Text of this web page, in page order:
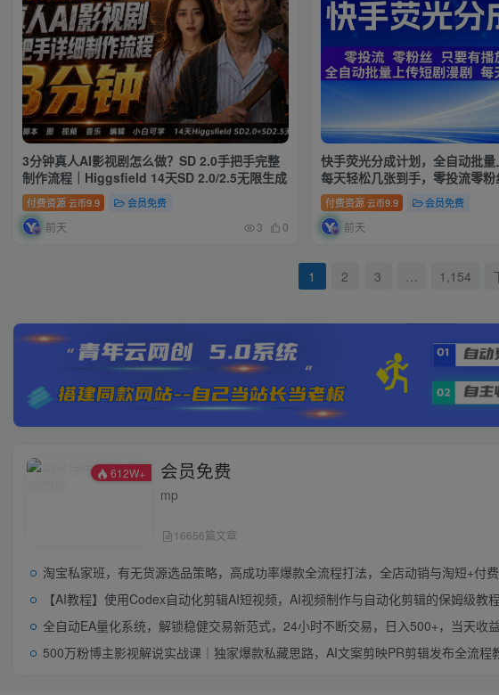
3分钟真人AI影视剧怎么做？SD 2.0手把手完整
制作流程｜Higgsfield 14天SD 2.0/2.5无限生成
付费资源 云币9.9 会员免费
前天 3 0
快手荧光分成计划，全自动批量
每天轻松几张到手，零投流零
就有收益【揭秘】
付费资源 云币9.9 会员免费
前天
1 2 3 … 1,154
612W+ 会员免费
mp
16656篇文章
淘宝私家班，有无货源选品策略，高成功率爆款全流程打法，全店动销与淘短+付
【AI教程】使用Codex自动化剪辑AI短视频，AI视频制作与自动化剪辑的保姆级教程
全自动EA量化系统，解锁稳健交易新范式，24小时不断交易，日入500+，当天收益
500万粉博主影视解说实战课｜独家爆款私藏思路，AI文案剪映PR剪辑发布全流程